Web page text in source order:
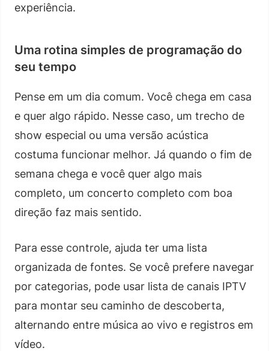
experiência.
Uma rotina simples de programação do
seu tempo
Pense em um dia comum. Você chega em casa
e quer algo rápido. Nesse caso, um trecho de
show especial ou uma versão acústica
costuma funcionar melhor. Já quando o fim de
semana chega e você quer algo mais
completo, um concerto completo com boa
direção faz mais sentido.
Para esse controle, ajuda ter uma lista
organizada de fontes. Se você prefere navegar
por categorias, pode usar lista de canais IPTV
para montar seu caminho de descoberta,
alternando entre música ao vivo e registros em
vídeo.